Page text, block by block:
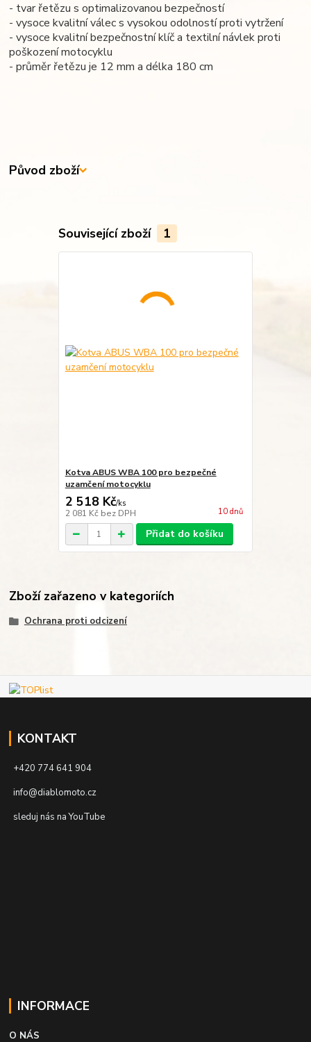
- tvar řetězu s optimalizovanou bezpečností
- vysoce kvalitní válec s vysokou odolností proti vytržení
- vysoce kvalitní bezpečnostní klíč a textilní návlek proti
poškození motocyklu
- průměr řetězu je 12 mm a délka 180 cm
Původ zboží
Související zboží 1
Kotva ABUS WBA 100 pro bezpečné
uzamčení motocyklu
2 518 Kč/ks
2 081 Kč bez DPH 10 dnů
Přidat do košíku
Zboží zařazeno v kategoriích
Ochrana proti odcizení
KONTAKT
+420 774 641 904
info@diablomoto.cz
sleduj nás na YouTube
INFORMACE
O NÁS